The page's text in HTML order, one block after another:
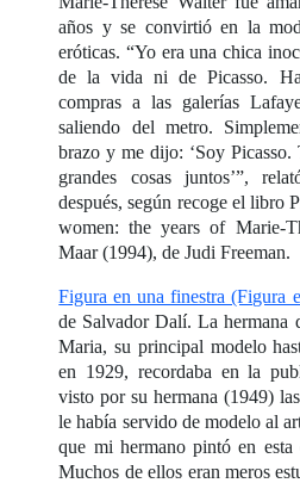
años y se convirtió en la
eróticas. “Yo era una chica
de la vida ni de Picasso.
compras a las galerías
saliendo del metro.
brazo y me dijo: ‘Soy
grandes cosas juntos’”,
después, según recoge el libro
women: the years of Marie-
Maar (1994), de Judi Freeman.
Figura en una finestra (Figura
de Salvador Dalí. La hermana
Maria, su principal modelo
en 1929, recordaba en la
visto por su hermana (1949)
le había servido de modelo al
que mi hermano pintó en esta
Muchos de ellos eran meros